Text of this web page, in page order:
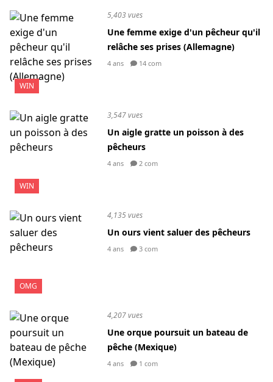
WIN
5,403 vues
Une femme exige d'un pêcheur qu'il
relâche ses prises (Allemagne)
4 ans 14 com
WIN
3,547 vues
Un aigle gratte un poisson à des
pêcheurs
4 ans 2 com
OMG
4,135 vues
Un ours vient saluer des pêcheurs
4 ans 3 com
4,207 vues
Une orque poursuit un bateau de
pêche (Mexique)
4 ans 1 com